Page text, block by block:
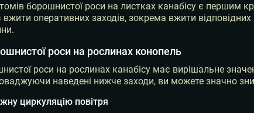
борошнистої роси на листках канабісу є першим
оперативних заходів, зокрема вжити
роси на рослинах конопель
роси на рослинах канабісу має вирішальне
наведені нижче заходи, ви можете значно
циркуляцію повітря